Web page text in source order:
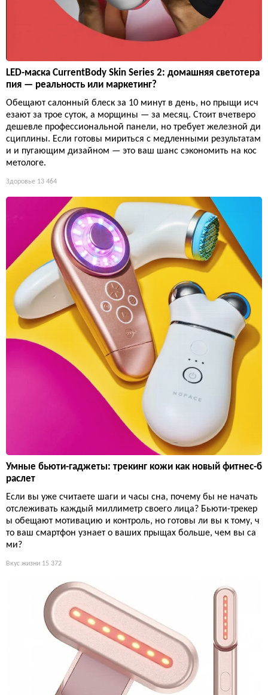
LED-маска CurrentBody Skin Series 2: домашняя светотера
пия — реальность или маркетинг?
Обещают салонный блеск за 10 минут в день, но прыщи исч
езают за трое суток, а морщины — за месяц. Стоит вчетверо
дешевле профессиональной панели, но требует железной ди
сциплины. Если готовы мириться с медленными результатам
и и пугающим дизайном — это ваш шанс сэкономить на кос
метологе.
Здоровье 13 464
Умные бьюти-гаджеты: трекинг кожи как новый фитнес-б
раслет
Если вы уже считаете шаги и часы сна, почему бы не начать
отслеживать каждый миллиметр своего лица? Бьюти-трекер
ы обещают мотивацию и контроль, но готовы ли вы к тому, ч
то ваш смартфон узнает о ваших прыщах больше, чем вы са
ми?
Вкус жизни 15 372